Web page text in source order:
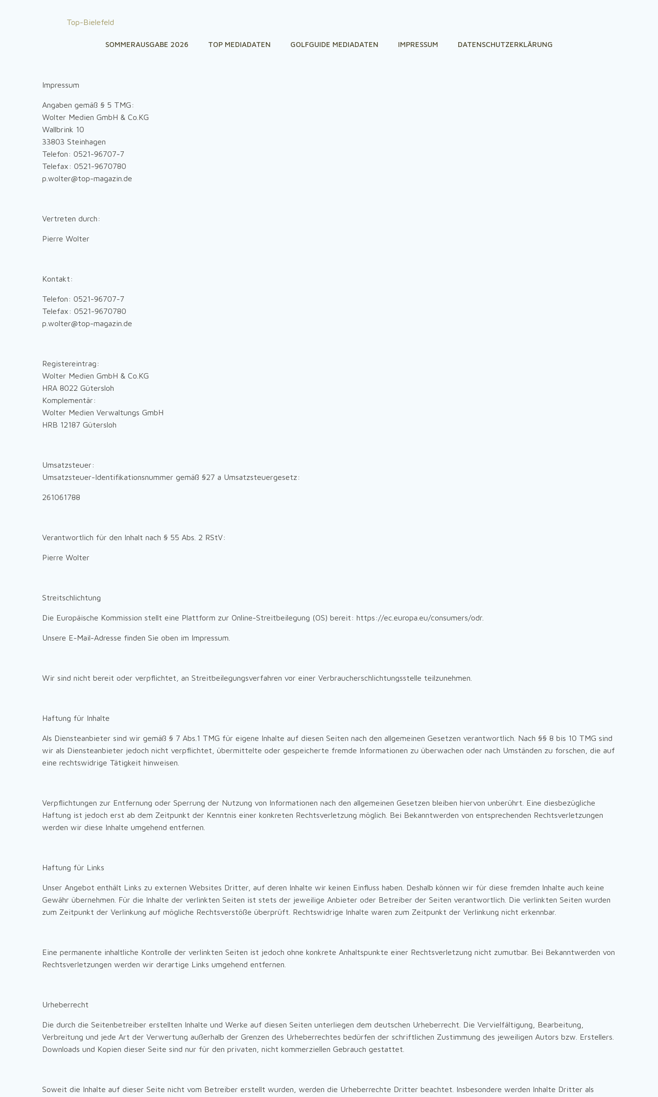
Top-Bielefeld
SOMMERAUSGABE 2026 TOP MEDIADATEN GOLFGUIDE MEDIADATEN IMPRESSUM DATENSCHUTZERKLÄRUNG
Impressum
Angaben gemäß § 5 TMG:
Wolter Medien GmbH & Co.KG
Wallbrink 10
33803 Steinhagen
Telefon: 0521-96707-7
Telefax: 0521-9670780
p.wolter@top-magazin.de
Vertreten durch:
Pierre Wolter
Kontakt:
Telefon: 0521-96707-7
Telefax: 0521-9670780
p.wolter@top-magazin.de
Registereintrag:
Wolter Medien GmbH & Co.KG
HRA 8022 Gütersloh
Komplementär:
Wolter Medien Verwaltungs GmbH
HRB 12187 Gütersloh
Umsatzsteuer:
Umsatzsteuer-Identifikationsnummer gemäß §27 a Umsatzsteuergesetz:
261061788
Verantwortlich für den Inhalt nach § 55 Abs. 2 RStV:
Pierre Wolter
Streitschlichtung
Die Europäische Kommission stellt eine Plattform zur Online-Streitbeilegung (OS) bereit: https://ec.europa.eu/consumers/odr.
Unsere E-Mail-Adresse finden Sie oben im Impressum.
Wir sind nicht bereit oder verpflichtet, an Streitbeilegungsverfahren vor einer Verbraucherschlichtungsstelle teilzunehmen.
Haftung für Inhalte
Als Diensteanbieter sind wir gemäß § 7 Abs.1 TMG für eigene Inhalte auf diesen Seiten nach den allgemeinen Gesetzen verantwortlich. Nach §§ 8 bis 10 TMG sind
wir als Diensteanbieter jedoch nicht verpflichtet, übermittelte oder gespeicherte fremde Informationen zu überwachen oder nach Umständen zu forschen, die auf
eine rechtswidrige Tätigkeit hinweisen.
Verpflichtungen zur Entfernung oder Sperrung der Nutzung von Informationen nach den allgemeinen Gesetzen bleiben hiervon unberührt. Eine diesbezügliche
Haftung ist jedoch erst ab dem Zeitpunkt der Kenntnis einer konkreten Rechtsverletzung möglich. Bei Bekanntwerden von entsprechenden Rechtsverletzungen
werden wir diese Inhalte umgehend entfernen.
Haftung für Links
Unser Angebot enthält Links zu externen Websites Dritter, auf deren Inhalte wir keinen Einfluss haben. Deshalb können wir für diese fremden Inhalte auch keine
Gewähr übernehmen. Für die Inhalte der verlinkten Seiten ist stets der jeweilige Anbieter oder Betreiber der Seiten verantwortlich. Die verlinkten Seiten wurden
zum Zeitpunkt der Verlinkung auf mögliche Rechtsverstöße überprüft. Rechtswidrige Inhalte waren zum Zeitpunkt der Verlinkung nicht erkennbar.
Eine permanente inhaltliche Kontrolle der verlinkten Seiten ist jedoch ohne konkrete Anhaltspunkte einer Rechtsverletzung nicht zumutbar. Bei Bekanntwerden von
Rechtsverletzungen werden wir derartige Links umgehend entfernen.
Urheberrecht
Die durch die Seitenbetreiber erstellten Inhalte und Werke auf diesen Seiten unterliegen dem deutschen Urheberrecht. Die Vervielfältigung, Bearbeitung,
Verbreitung und jede Art der Verwertung außerhalb der Grenzen des Urheberrechtes bedürfen der schriftlichen Zustimmung des jeweiligen Autors bzw. Erstellers.
Downloads und Kopien dieser Seite sind nur für den privaten, nicht kommerziellen Gebrauch gestattet.
Soweit die Inhalte auf dieser Seite nicht vom Betreiber erstellt wurden, werden die Urheberrechte Dritter beachtet. Insbesondere werden Inhalte Dritter als